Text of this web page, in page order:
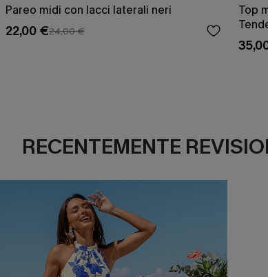
Pareo midi con lacci laterali neri
22,00 €24,00 €
Top
RECENTEMENTE